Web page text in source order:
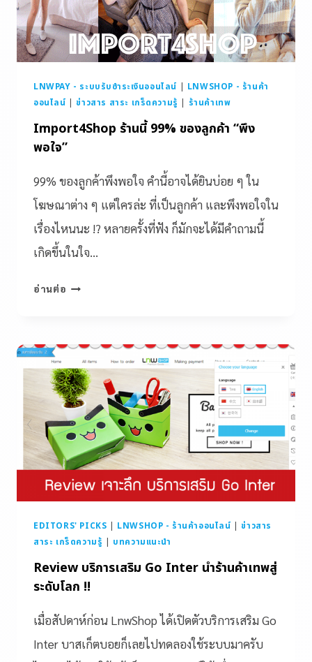
LNWPAY - ระบบรับชำระเงินออนไลน์ | LNWSHOP - ร้านค้า
ออนไลน์ |ข่าวสาร สาระ เกร็ดความรู้ | ร้านค้าเทพ
Import4Shop ร้านนี้ 99% ของลูกค้า “พึง
พอใจ”
99% ของลูกค้าพึงพอใจ คำนี้อาจได้ยินบ่อย ๆ ใน
โฆษณาต่าง ๆ แต่ใครล่ะ ที่เป็นลูกค้า และพึงพอใจใน
เรื่องไหนนะ !? หลายครั้งที่ฟัง ก็มักจะได้มีคำถามนี้
เกิดขึ้นในใจ…
อ่านต่อ
EDITORS' PICKS | LNWSHOP - ร้านค้าออนไลน์ |ข่าวสาร
สาระ เกร็ดความรู้ | บทความแนะนำ
Review บริการเสริม Go Inter นำร้านค้าเทพสู่
ระดับโลก !!
เมื่อสัปดาห์ก่อน LnwShop ได้เปิดตัวบริการเสริม Go
Inter บาสเก็ตบอยก็เลยไปทดลองใช้ระบบมาครับ